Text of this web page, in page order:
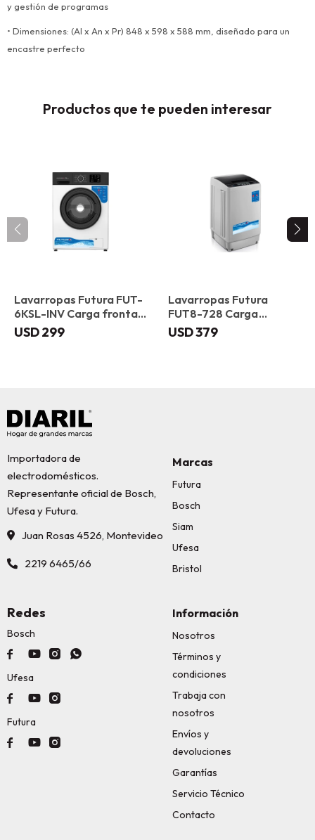
y gestión de programas
• Dimensiones: (Al x An x Pr) 848 x 598 x 588 mm, diseñado para un
encastre perfecto
Productos que te pueden interesar
Lavarropas Futura FUT-
6KSL-INV Carga frontal
6 kg
USD299
Lavarropas Futura
FUT8-728 Carga
superior 8 kg
USD379
Importadora de
electrodomésticos.
Representante oficial de Bosch,
Ufesa y Futura.
Juan Rosas 4526, Montevideo
2219 6465/66
Marcas
Futura
Bosch
Siam
Ufesa
Bristol
Información
Nosotros
Términos y
condiciones
Trabaja con
nosotros
Envíos y
devoluciones
Garantías
Servicio Técnico
Contacto
Redes
Bosch
   
Ufesa
  
Futura
  